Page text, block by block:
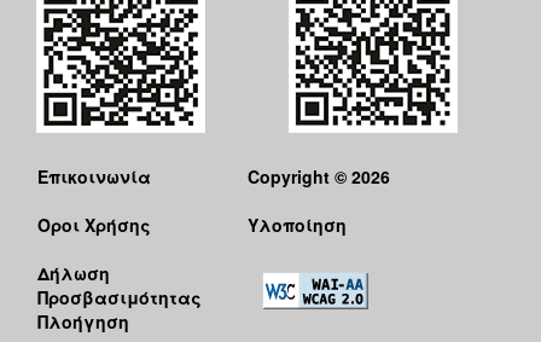
Επικοινωνία
Όροι Χρήσης
Δήλωση
Προσβασιμότητας
Πλοήγηση
Copyright © 2026
Υλοποίηση